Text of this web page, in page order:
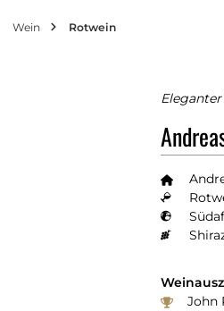
Wein Rotwein
John